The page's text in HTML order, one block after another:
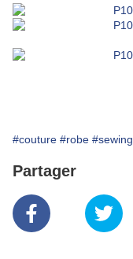
#couture #robe #sewing
Partager